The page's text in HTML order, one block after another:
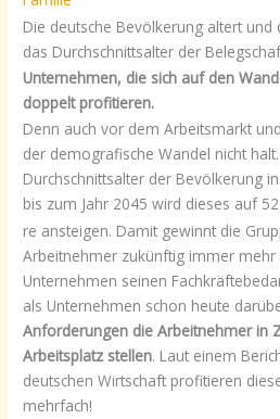
Die deutsche Bevölkerung altert und
das Durchschnittsalter der
Unternehmen, die sich auf den
doppelt profitieren.
Denn auch vor dem Arbeitsmarkt
der demografische Wandel nicht
Durchschnittsalter der Bevölkerung
bis zum Jahr 2045 wird dieses auf 52
re ansteigen. Damit gewinnt die
Arbeitnehmer zukünftig immer
Unternehmen seinen
als Unternehmen schon heute
Anforderungen die Arbeitnehmer in
Arbeitsplatz stellen. Laut einem
deutschen Wirtschaft profitieren
mehrfach!